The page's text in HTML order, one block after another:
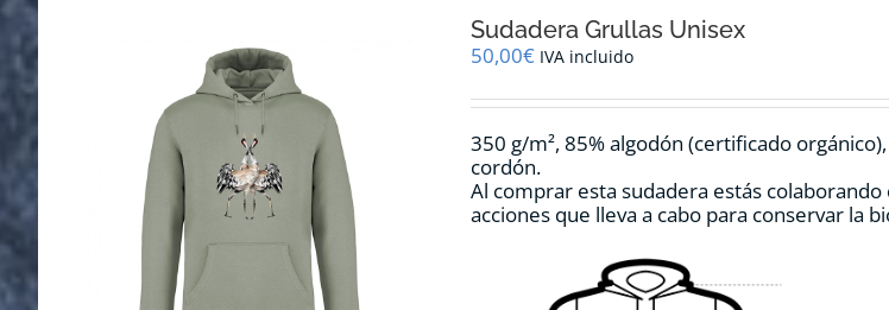
opciones
elegir
la
de
producto
Sudadera Grullas Unisex
50,00€ IVA incluido
350 g/m², 85% algodón (certificado
cordón.
Al comprar esta sudadera estás
acciones que lleva a cabo para conservar la